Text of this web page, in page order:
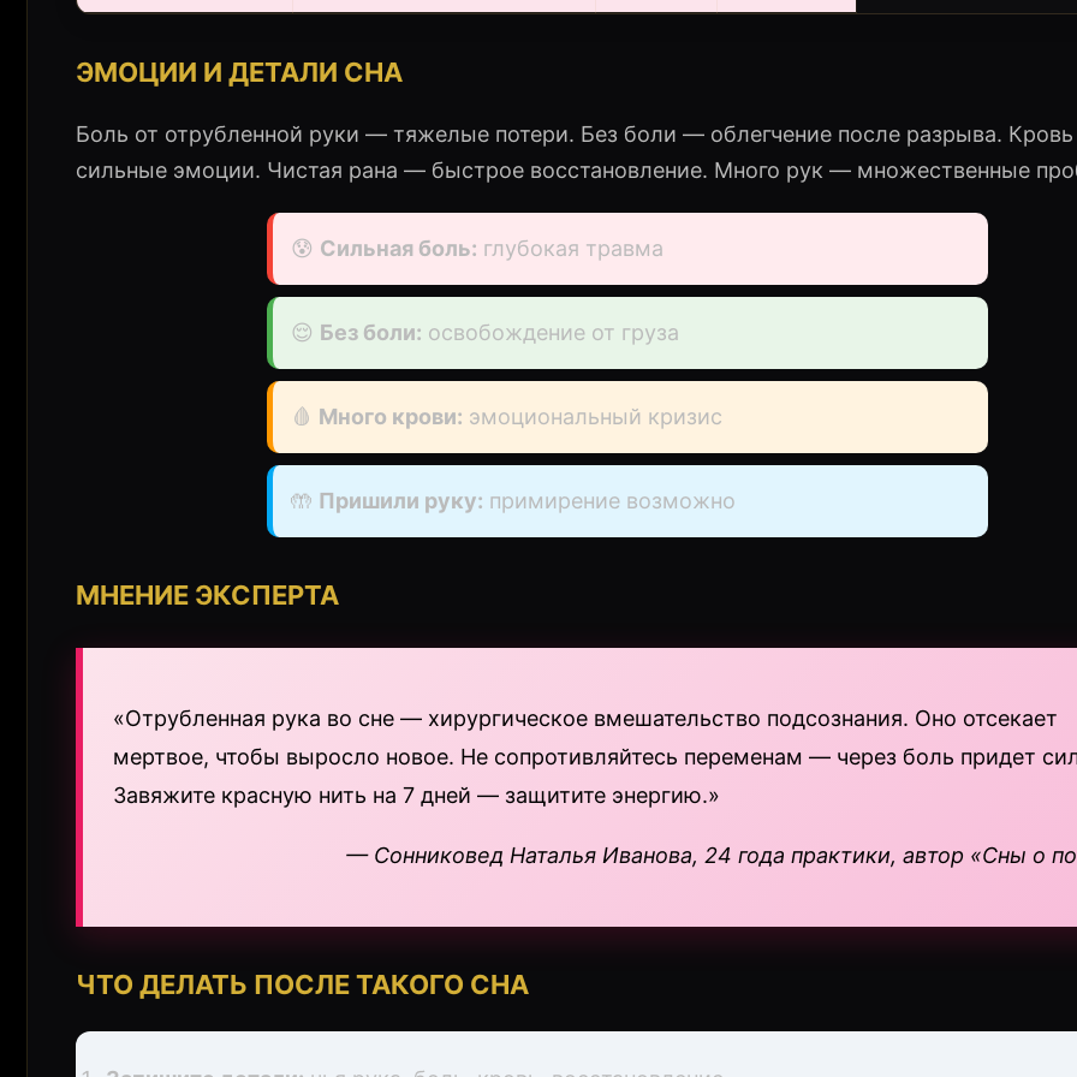
ЭМОЦИИ И ДЕТАЛИ СНА
Боль от отрубленной руки — тяжелые потери. Без боли — облегчение после разрыва.
сильные эмоции. Чистая рана — быстрое восстановление. Много рук — множественные
😰 Сильная боль: глубокая травма
😌 Без боли: освобождение от груза
🩸 Много крови: эмоциональный кризис
🤲 Пришили руку: примирение возможно
МНЕНИЕ ЭКСПЕРТА
«Отрубленная рука во сне — хирургическое вмешательство подсознания. Оно отсекает
мертвое, чтобы выросло новое. Не сопротивляйтесь переменам — через боль придет
Завяжите красную нить на 7 дней — защитите энергию.»
— Сонниковед Наталья Иванова, 24 года практики, автор «Сны о
ЧТО ДЕЛАТЬ ПОСЛЕ ТАКОГО СНА